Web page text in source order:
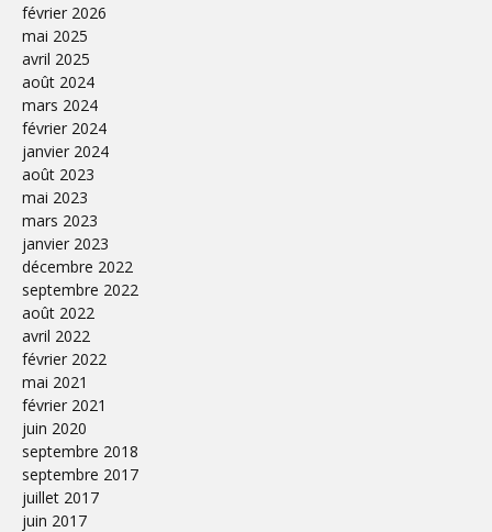
février 2026
mai 2025
avril 2025
août 2024
mars 2024
février 2024
janvier 2024
août 2023
mai 2023
mars 2023
janvier 2023
décembre 2022
septembre 2022
août 2022
avril 2022
février 2022
mai 2021
février 2021
juin 2020
septembre 2018
septembre 2017
juillet 2017
juin 2017